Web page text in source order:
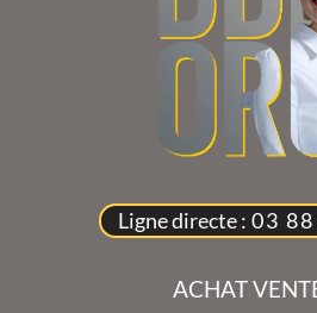
Ligne directe : 03
ACHAT